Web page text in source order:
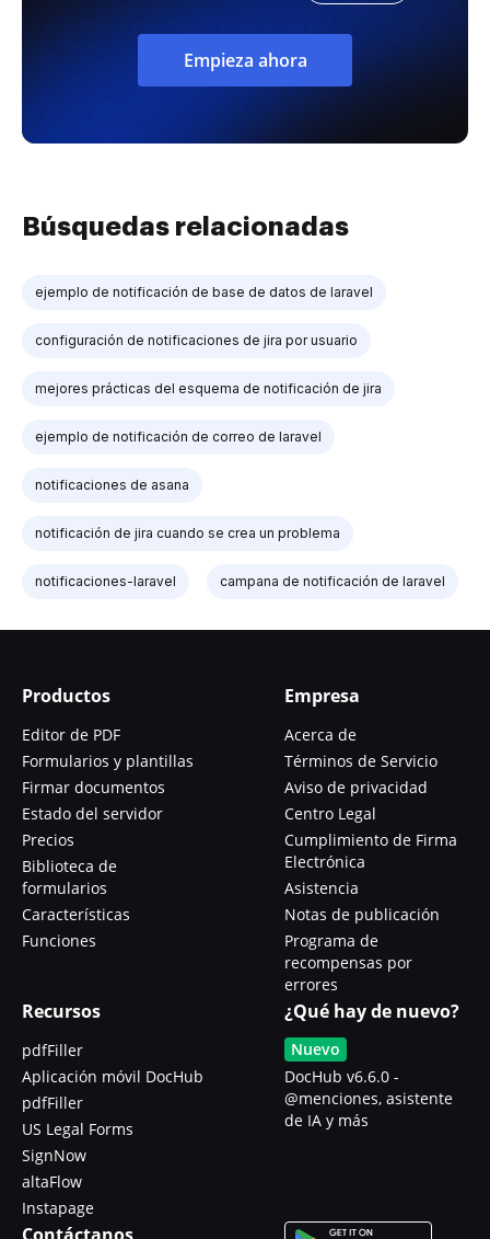
Empieza ahora
Búsquedas relacionadas
ejemplo de notificación de base de datos de laravel
configuración de notificaciones de jira por usuario
mejores prácticas del esquema de notificación de jira
ejemplo de notificación de correo de laravel
notificaciones de asana
notificación de jira cuando se crea un problema
notificaciones-laravel campana de notificación de laravel
Productos
Editor de PDF
Formularios y plantillas
Firmar documentos
Estado del servidor
Precios
Biblioteca de
formularios
Características
Funciones
Empresa
Acerca de
Términos de Servicio
Aviso de privacidad
Centro Legal
Cumplimiento de Firma
Electrónica
Asistencia
Notas de publicación
Programa de
recompensas por
errores
Recursos
pdfFiller
Aplicación móvil DocHub
pdfFiller
US Legal Forms
SignNow
altaFlow
Instapage
¿Qué hay de nuevo?
Nuevo
DocHub v6.6.0 -
@menciones, asistente
de IA y más